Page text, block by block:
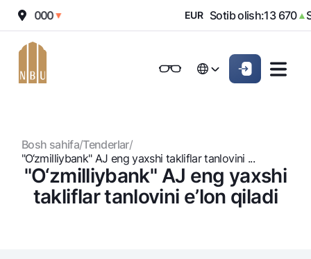
Shaxsiy kabinet
Jismoniy shaxslarga
Kreditlar
Ipoteka
12 000▼ EUR Sotib olish:13 670▲
Ovozni yoqish Shaxsiy kabinet
Bosh sahifa/Tenderlar/
"O‘zmilliybank" AJ eng yaxshi takliflar tanlovini ...
"O‘zmilliybank" AJ eng yaxshi
takliflar tanlovini e’lon qiladi